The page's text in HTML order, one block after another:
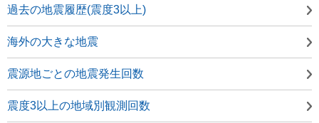
過去の地震履歴(震度3以上)
海外の大きな地震
震源地ごとの地震発生回数
震度3以上の地域別観測回数